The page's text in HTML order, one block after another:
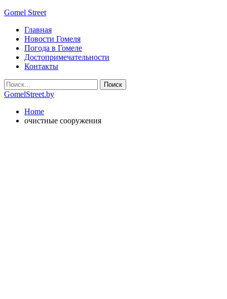
Gomel Street
Главная
Новости Гомеля
Погода в Гомеле
Достопримечательности
Контакты
GomelStreet.by
Home
очистные сооружения